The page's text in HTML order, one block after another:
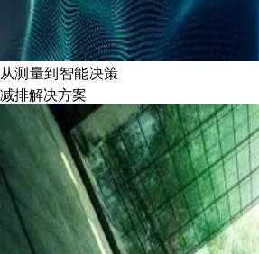
从测量到智能决策
减排解决方案